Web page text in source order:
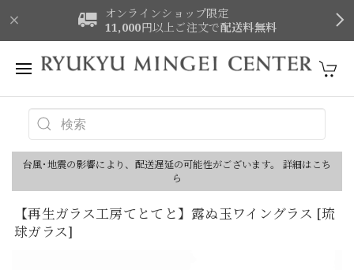
オンラインショップ限定
11,000円以上ご注文で配送料無料
台風･地震の影響により、配送遅延の可能性がございます。 詳細はこち
ら
【再生ガラス工房てとてと】露ぬ玉ワイングラス [琉
球ガラス]